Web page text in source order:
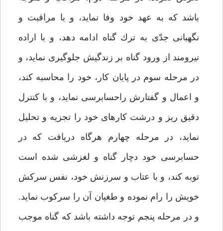
باشد كه به عهد خود وفا نمايد، و با مراقبت و
نگهبانى جدّى به ترك گناه ادامه دهد، و با اراده
نيرومند از ورود گناه بر زندگيش جلوگيرى نمايد، و
در مرحله سوم در پايان كار، خود را محاسبه كند،
و اعمال و گفتارش راحساب‏رسى نمايد، و با كنترل
دقيق ريز و درشت كارهاى خود را تجزيه و تحليل
نمايد، در مرحله چهارم هرگاه دريافت كه در
حساب‏رسى خود دچار گناه و لغزشى شده است
توبه كند، و با عتاب و سرزنش خود، نفس سركش
خويش را رام نموده و طغيان آن را سركوب نمايد.
و در مرحله پنجم توجه داشته باشد كه گناه موجب